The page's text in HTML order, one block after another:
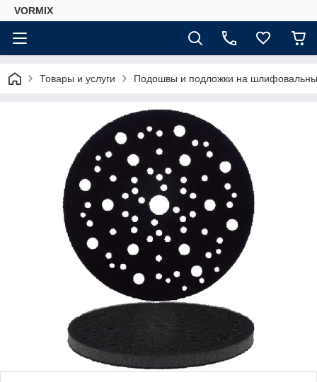
VORMIX
Товары и услуги Подошвы и подложки на